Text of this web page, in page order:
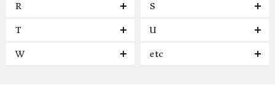
R S
T U
W etc